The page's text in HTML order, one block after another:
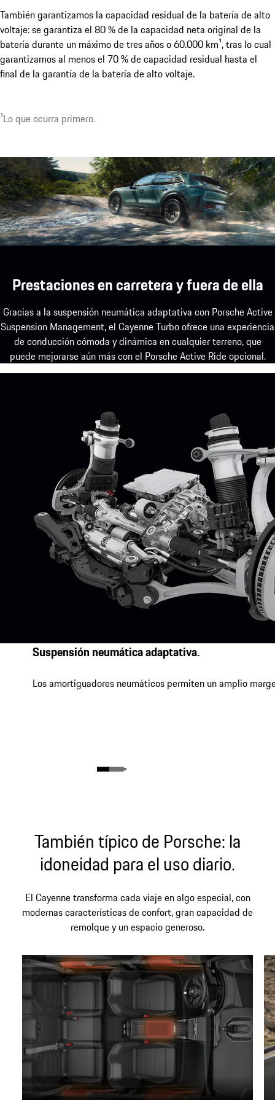
1Disponible opcionalmente con hasta 22 kW.
Mostrar más
También garantizamos la capacidad residual de la batería de alto
voltaje: se garantiza el 80 % de la capacidad neta original de la
batería durante un máximo de tres años o 60.000 km¹, tras lo cual
garantizamos al menos el 70 % de capacidad residual hasta el
final de la garantía de la batería de alto voltaje.
1Lo que ocurra primero.
Prestaciones en carretera y fuera de ella
Gracias a la suspensión neumática adaptativa con Porsche Active
Suspension Management, el Cayenne Turbo ofrece una experiencia
de conducción cómoda y dinámica en cualquier terreno, que
puede mejorarse aún más con el Porsche Active Ride opcional.
Suspensión neumática adaptativa.
Los amortiguadores neumáticos permiten un amplio
También típico de Porsche: la
idoneidad para el uso diario.
El Cayenne transforma cada viaje en algo especial, con
modernas características de confort, gran capacidad de
remolque y un espacio generoso.